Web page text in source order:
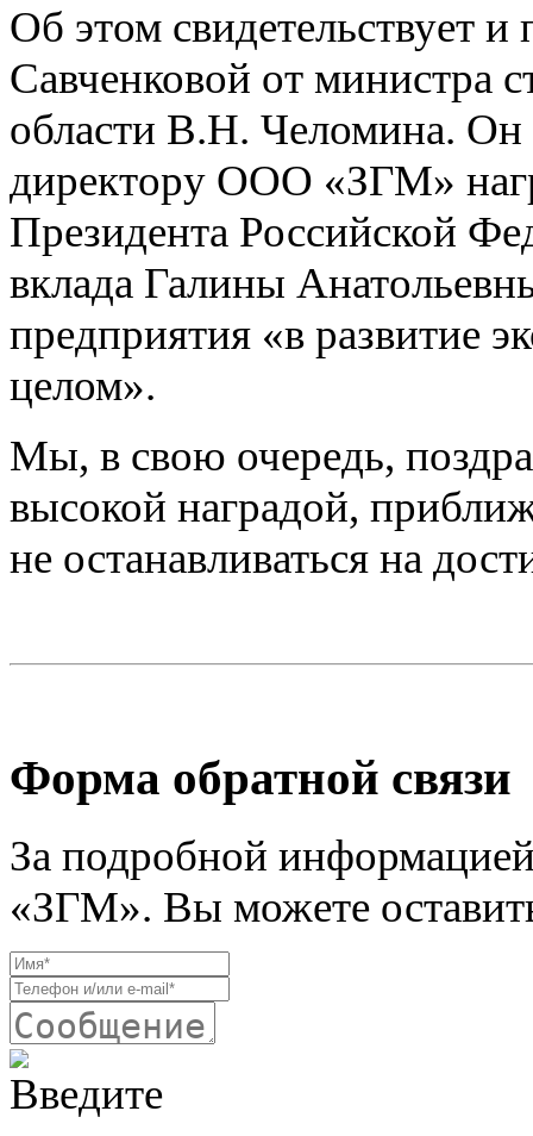
Об этом свидетельствует
Савченковой от министра
области В.Н. Челомина. Он
директору ООО «ЗГМ»
Президента Российской
вклада Галины
предприятия «в развитие
целом».
Мы, в свою очередь,
высокой наградой,
не останавливаться на
Форма обратной связи
За подробной
«ЗГМ». Вы можете